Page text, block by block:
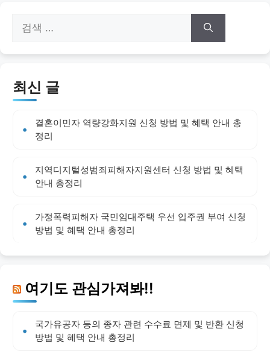
색:
최신 글
결혼이민자 역량강화지원 신청 방법 및 혜택 안내 총
정리
지역디지털성범죄피해자지원센터 신청 방법 및 혜택
안내 총정리
가정폭력피해자 국민임대주택 우선 입주권 부여 신청
방법 및 혜택 안내 총정리
여기도 관심가져봐!!
국가유공자 등의 종자 관련 수수료 면제 및 반환 신청
방법 및 혜택 안내 총정리